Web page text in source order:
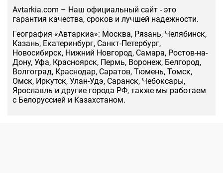
Аvtarkia.com – Наш официальный сайт - это
гарантия качества, сроков и лучшей надежности.
География «Автаркиа»: Москва, Рязань, Челябинск,
Казань, Екатеринбург, Санкт-Петербург,
Новосибирск, Нижний Новгород, Самара, Ростов-на-
Дону, Уфа, Красноярск, Пермь, Воронеж, Белгород,
Волгоград, Краснодар, Саратов, Тюмень, Томск,
Омск, Иркутск, Улан-Удэ, Саранск, Чебоксары,
Ярославль и другие города РФ, также мы работаем
с Белоруссией и Казахстаном.